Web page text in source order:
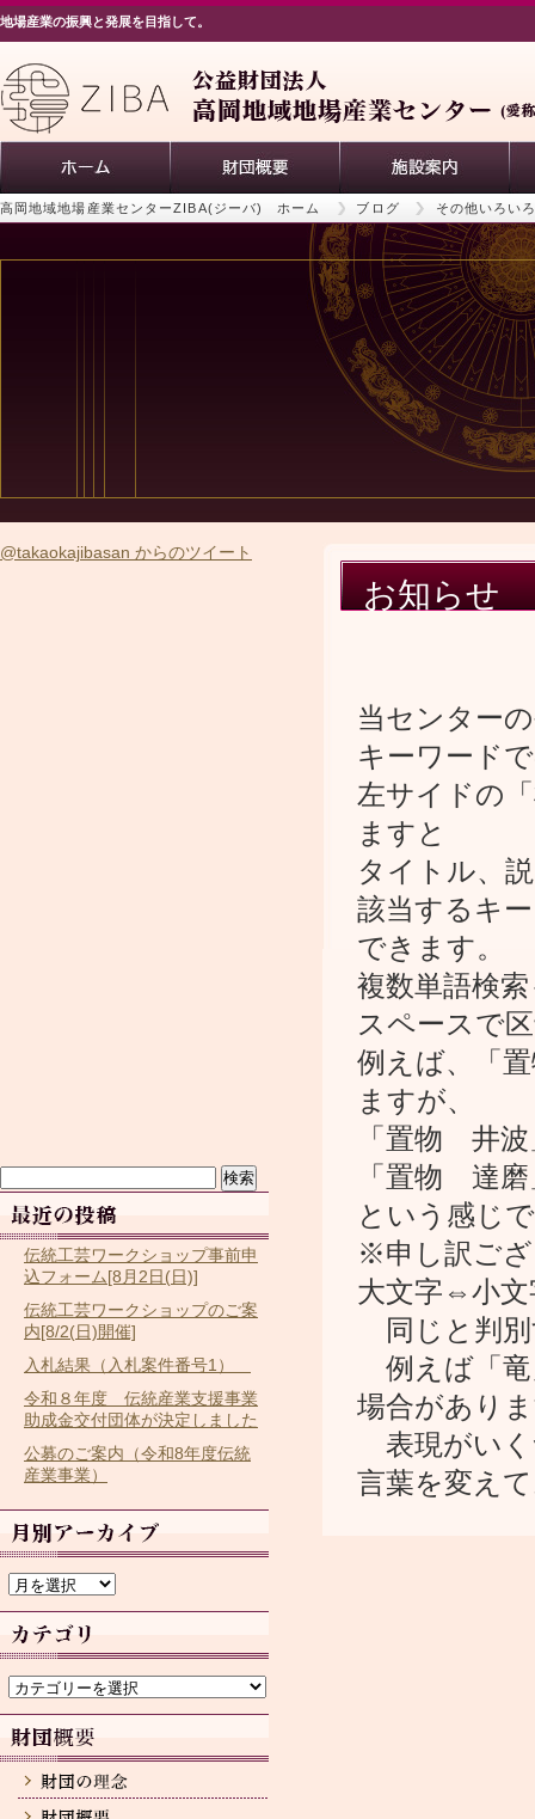
地場産業の振興と発展を目指して。
高岡地域地場産業センターZIBA(ジーバ) ホーム ブログ その他いろい
お知らせ
当センター
キーワード
左サイドの
ますと
タイトル、
該当するキ
できます。
複数単語検
スペースで
例えば、「
ますが、
「置物 井
「置物 達
という感じ
※申し訳ご
大文字⇔小文
同じと判別
例えば「竜
場合があり
表現がいく
言葉を変え
@takaokajibasan からのツイート
索:
伝統工芸ワークショップ事前申
込フォーム[8月2日(日)]
伝統工芸ワークショップのご案
内[8/2(日)開催]
入札結果（入札案件番号1）
令和８年度 伝統産業支援事業
助成金交付団体が決定しました
公募のご案内（令和8年度伝統
産業事業）
ー
カ
イ
ブ
ゴ
リ
ー